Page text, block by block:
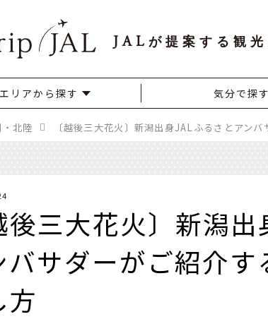
JAL が提案する観光
エリアから探す 気分で探す
北陸
後三大花火〕新潟
バサダーがご紹介す
方